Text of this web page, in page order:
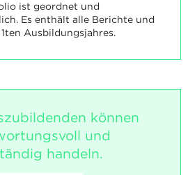
ist geordnet und
Es enthält alle Berichte und
1ten Ausbildungsjahres.
können
und
handeln.